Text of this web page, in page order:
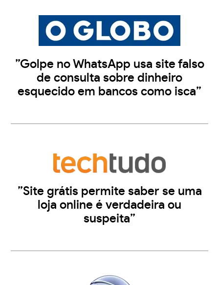
”Golpe no WhatsApp usa site falso
de consulta sobre dinheiro
esquecido em bancos como isca”
”Site grátis permite saber se uma
loja online é verdadeira ou
suspeita”